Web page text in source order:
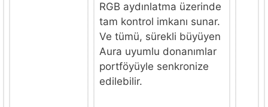
RGB aydınlatma üzerinde
tam kontrol imkanı sunar.
Ve tümü, sürekli büyüyen
Aura uyumlu donanımlar
portföyüyle senkronize
edilebilir.